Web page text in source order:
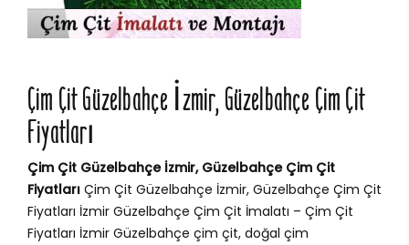
Çim Çit Güzelbahçe İzmir, Güzelbahçe Çim Çit
Fiyatları
Çim Çit Güzelbahçe İzmir, Güzelbahçe Çim Çit
Fiyatları Çim Çit Güzelbahçe İzmir, Güzelbahçe Çim Çit
Fiyatları İzmir Güzelbahçe Çim Çit İmalatı – Çim Çit
Fiyatları İzmir Güzelbahçe çim çit, doğal çim